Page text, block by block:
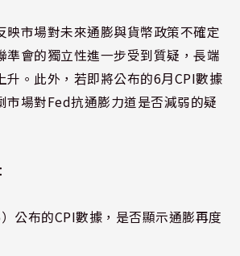
映市場對未來通膨與貨幣政策不確定
準會的獨立性進一步受到質疑，長端
升。此外，若即將公布的6月CPI數據
市場對Fed抗通膨力道是否減弱的疑
公布的CPI數據，是否顯示通膨再度